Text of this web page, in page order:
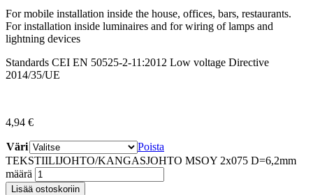
For mobile installation inside the house, offices, bars, restaurants.
For installation inside luminaires and for wiring of lamps and
lightning devices
Standards CEI EN 50525-2-11:2012 Low voltage Directive
2014/35/UE
4,94 €
Väri
Poista
TEKSTIILIJOHTO/KANGASJOHTO MSOY 2x075 D=6,2mm
määrä
Lisää ostoskoriin